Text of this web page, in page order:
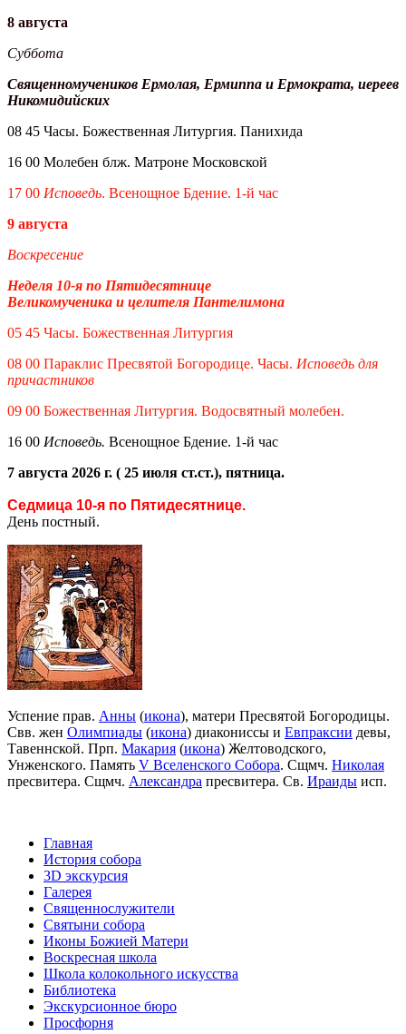
8 августа
Суббота
Священномучеников Ермолая, Ермиппа и Ермократа, иереев
Никомидийских
08 45 Часы. Божественная Литургия. Панихида
16 00 Молебен блж. Матроне Московской
17 00 Исповедь. Всенощное Бдение. 1-й час
9 августа
Воскресение
Неделя 10-я по Пятидесятнице
Великомученика и целителя Пантелимона
05 45 Часы. Божественная Литургия
08 00 Параклис Пресвятой Богородице. Часы. Исповедь для
причастников
09 00 Божественная Литургия. Водосвятный молебен.
16 00 Исповедь. Всенощное Бдение. 1-й час
7 августа 2026 г. ( 25 июля ст.ст.), пятница.
Седмица 10-я по Пятидесятнице.
День постный.
Успение прав. Анны (икона), матери Пресвятой Богородицы.
Свв. жен Олимпиады (икона) диакониссы и Евпраксии девы,
Тавеннской. Прп. Макария (икона) Желтоводского,
Унженского. Память V Вселенского Собора. Сщмч. Николая
пресвитера. Сщмч. Александра пресвитера. Св. Ираиды исп.
Главная
История собора
3D экскурсия
Галерея
Священнослужители
Святыни собора
Иконы Божией Матери
Воскресная школа
Школа колокольного искусства
Библиотека
Экскурсионное бюро
Просфорня